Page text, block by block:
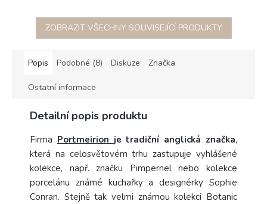
výška 4,5cm;...
průměr podšálku...
ZOBRAZIT VŠECHNY SOUVISEJÍCÍ PRODUKTY
Popis Podobné (8) Diskuze Značka
Ostatní informace
Detailní popis produktu
Firma Portmeirion je tradiční anglická značka,
která na celosvětovém trhu zastupuje vyhlášené
kolekce, např. značku Pimpernel nebo kolekce
porcelánu známé kuchařky a designérky Sophie
Conran. Stejně tak velmi známou kolekci Botanic